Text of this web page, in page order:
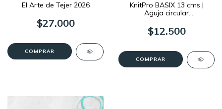
El Arte de Tejer 2026
$27.000
KnitPro BASIX 13 cms |
Aguja circular
$12.500
COMPRAR